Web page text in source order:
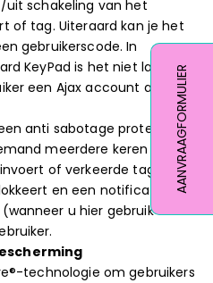
schakeling van het
of tag. Uiteraard kan je het
gebruikerscode. In
KeyPad is het niet langer
een Ajax account aan te
anti sabotage protectie.
meerdere keren de
of verkeerde tag/kaart
en een notificatie
u hier gebruik van
technologie om gebruikers
AANVRAAGFORMULIER